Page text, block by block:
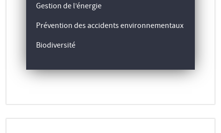
Gestion de l’énergie
Prévention des accidents environnementaux
Biodiversité